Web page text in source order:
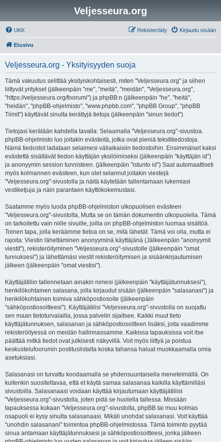
Veljesseura.org
UKK Kirjaudu sisään
Rekisteröidy
Etusivu
Veljesseura.org - Yksityisyyden suoja
Tämä vakuutus selittää yksityiskohtaisesti, miten "Veljesseura.org" ja siihen
liittyvät yritykset (jälkeenpäin "me", "meitä", "meidän", "Veljesseura.org",
"https://veljesseura.org/foorumi") ja phpBB:n (jälkeenpäin "he", "heitä",
"heidän", "phpBB-ohjelmisto", "www.phpbb.com", "phpBB Group", "phpBB
Tiimit") käyttävät sinulta kerättyjä tietoja (jälkeenpäin "sinun tiedot").
Tietojasi kerätään kahdella tavalla: Selaamalla "Veljesseura.org"-sivustoa.
phpBB-ohjelmisto luo joitakin evästeitä, jotka ovat pieniä tekstitiedostoja.
Nämä tiedostot ladataan selaimesi väliaikaisiin tiedostoihin. Ensimmäiset kaksi
evästettä sisältävät tiedon käyttäjän yksilöimiseksi (jälkeenpäin "käyttäjän id")
ja anonyymin session tunnisteen. (jälkeenpäin "istunto id") Saat automaattiseti
myös kolmannen evästeen, kun olet selannut joitakin viestejä
"Veljesseura.org"-sivustolla ja näitä käytetään tallentamaan lukemiasi
vestiketjuja ja näin parantaen käyttökokemustasi.
Saatamme myös luoda phpBB-ohjelmiston ulkopuolisen evästeen
"Veljesseura.org"-sivustolta, Mutta se on tämän dokumentin ulkopuolella. Tämä
on tarkoitettu vain niille sivuille, joilla on phpBB-ohjelmiston luomaa sisältöä.
Toinen tapa, jolla keräämme tietoa on se, mitä lähetät. Tämä voi olla, mutta ei
rajoita: Viestin lähettäminen anonyyminä käyttäjänä (Jälkeenpäin "anonyymit
viestit"), rekisteröityminen "Veljesseura.org"-sivustolle (jälkeenpäin "omat
tunnuksesi") ja lähettämäsi viestit rekisteröitymisen ja sisäänkirjautumisen
jälkeen (jälkeenpäin "omat viestisi").
Käyttäjätiliin tallennetaan ainakin nimesi (jälkeenpäin "käyttäjätunnuksesi"),
henkilökohtainen salasana, jolla kirjaudut sisään (jälkeenpäin "salasanasi") ja
henkilökohtainen toimiva sähköpostiosoite (jälkeenpäin
"sähköpostiosoitteesi"). Käyttäjätilisi "Veljesseura.org"-sivustolla on suojattu
sen maan tietoturvalailla, jossa palvelin sijaitsee. Kaikki muut tieto
käyttäjätunnuksen, salasanan ja sähköpostiosoitteen lisäksi, joita vaadimme
rekisteröityessä on meidän hallinnassamme. Kaikissa tapauksissa voit itse
päättää mitkä tiedot ovat julkisesti näkyvillä. Voit myös liittyä ja poistua
keskustelufoorumin postituslistalta koska tahansa haluat muokkaamalla omia
asetuksiasi.
Salasanasi on turvattu koodaamalla se yhdensuuntaisella menetelmällä. On
kuitenkin suositeltavaa, että et käytä samaa salasanaa kaikilla käyttämilläsi
sivustoilla. Salasanaasi voidaan käyttää kirjautumaan käyttäjätiliisi
"Veljesseura.org"-sivustolla, joten pidä se huolella tallessa. Missään
tapauksessa kukaan "Veljesseura.org"-sivustolta, phpBB tai muu kolmas
osapuoli ei kysy sinulta salasanaasi. Mikäli unohdat salasanasi. Voit käyttää
"unohdin salasanani" toimintoa phpBB-ohjelmistossa. Tämä toiminto pyytää
sinua antamaan käyttäjätunnuksesi ja sähköpostiosoitteesi, jonka jälkeen